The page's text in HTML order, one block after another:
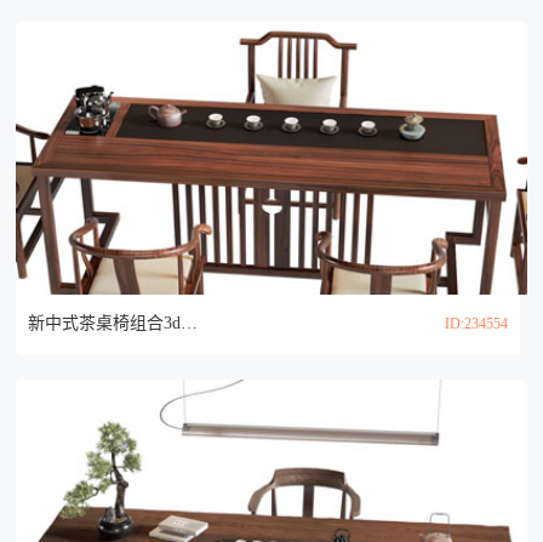
新中式茶桌椅组合3d模型 ID:234554